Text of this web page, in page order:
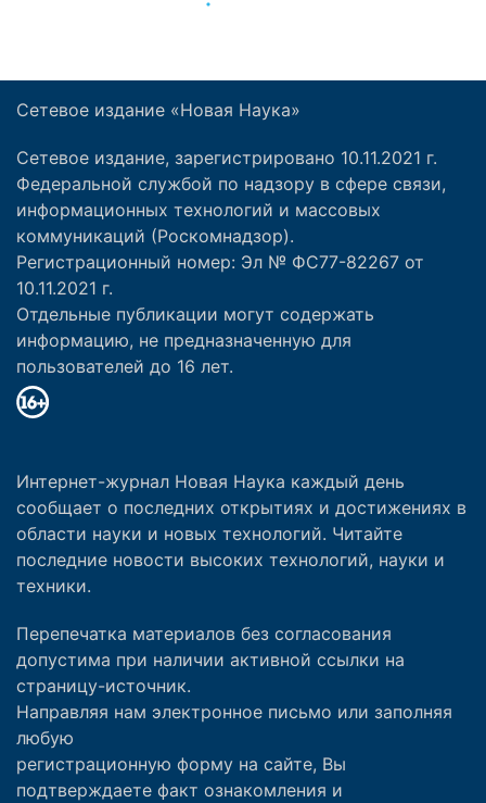
Сетевое издание «Новая Наука»
Сетевое издание, зарегистрировано 10.11.2021 г.
Федеральной службой по надзору в сфере связи,
информационных технологий и массовых
коммуникаций (Роскомнадзор).
Регистрационный номер: Эл № ФС77-82267 от
10.11.2021 г.
Отдельные публикации могут содержать
информацию, не предназначенную для
пользователей до 16 лет.
Интернет-журнал Новая Наука каждый день
сообщает о последних открытиях и достижениях в
области науки и новых технологий. Читайте
последние новости высоких технологий, науки и
техники.
Перепечатка материалов без согласования
допустима при наличии активной ссылки на
страницу-источник.
Направляя нам электронное письмо или заполняя
любую
регистрационную форму на сайте, Вы
подтверждаете факт ознакомления и